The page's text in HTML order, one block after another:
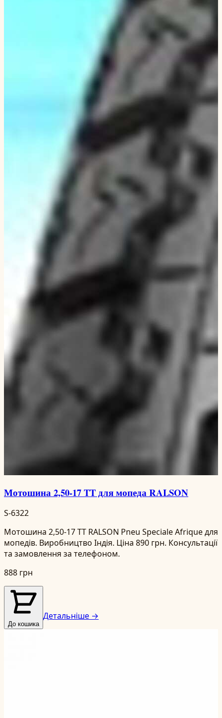
Мотошина 2,50-17 TT для мопеда RALSON
S-6322
Мотошина 2,50-17 TT RALSON Pneu Speciale Afrique для
мопедів. Виробництво Індія. Ціна 890 грн. Консультації
та замовлення за телефоном.
888 грн
До кошика
Детальніше →